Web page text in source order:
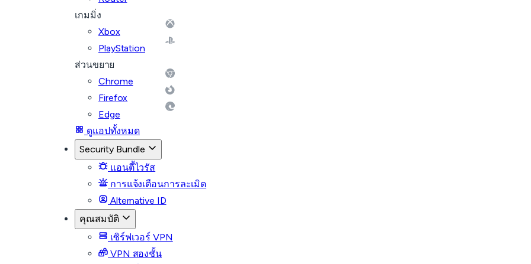
เกมมิ่ง
Xbox
PlayStation
ส่วนขยาย
Chrome
Firefox
Edge
ดูแอปทั้งหมด
Security Bundle
แอนตี้ไวรัส
การแจ้งเตือนการละเมิด
Alternative ID
คุณสมบัติ
เซิร์ฟเวอร์ VPN
VPN สองชั้น